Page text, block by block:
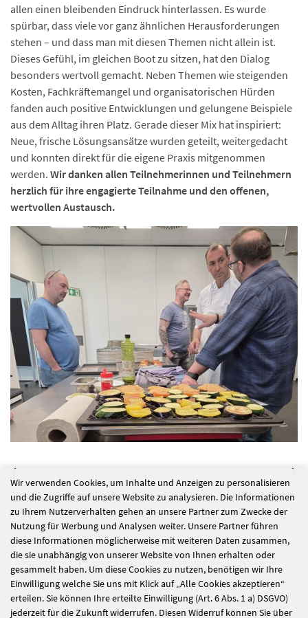
allen einen bleibenden Eindruck hinterlassen. Es wurde
spürbar, dass viele vor ganz ähnlichen Herausforderungen
stehen – und dass man mit diesen Themen nicht allein ist.
Dieses Gefühl, im gleichen Boot zu sitzen, hat den Dialog
besonders wertvoll gemacht. Neben Themen wie steigenden
Kosten, Fachkräftemangel und organisatorischen Hürden
fanden auch positive Entwicklungen und gelungene Beispiele
aus dem Alltag ihren Platz. Gerade dieser Mix hat inspiriert:
Neue, frische Lösungsansätze wurden geteilt, weitergedacht
und konnten direkt für die eigene Praxis mitgenommen
werden. Wir danken allen Teilnehmerinnen und Teilnehmern
herzlich für ihre engagierte Teilnahme und den offenen,
wertvollen Austausch.
alle Nachrichten
Drei Wochen im
Amt
Unser Maibaum:
kreativ und
selbstgemacht!
Wir verwenden Cookies, um Inhalte und Anzeigen zu personalisieren
und die Zugriffe auf unsere Website zu analysieren. Die Informationen
zu Ihrem Nutzerverhalten gehen an unsere Partner zum Zwecke der
Nutzung für Werbung und Analysen weiter. Unsere Partner führen
diese Informationen möglicherweise mit weiteren Daten zusammen,
die sie unabhängig von unserer Website von Ihnen erhalten oder
gesammelt haben. Um diese Cookies zu nutzen, benötigen wir Ihre
Einwilligung welche Sie uns mit Klick auf „Alle Cookies akzeptieren“
erteilen. Sie können Ihre erteilte Einwilligung (Art. 6 Abs. 1 a) DSGVO)
jederzeit für die Zukunft widerrufen. Diesen Widerruf können Sie über